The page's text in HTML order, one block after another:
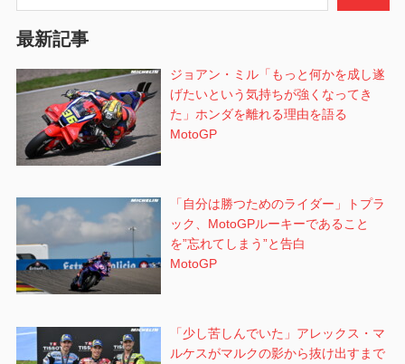
ン
最新記事
ジョアン・ミル「もっと何かを成し遂
げたいという気持ちが強くなってき
た」ホンダを離れる理由を語る
MotoGP
「自分は勝つためのライダー」トプラ
ック、MotoGPルーキーであること
を”忘れてしまう”と告白
MotoGP
「少し苦しんでいた」アレックス・マ
ルケスがマルクの影から抜け出すまで